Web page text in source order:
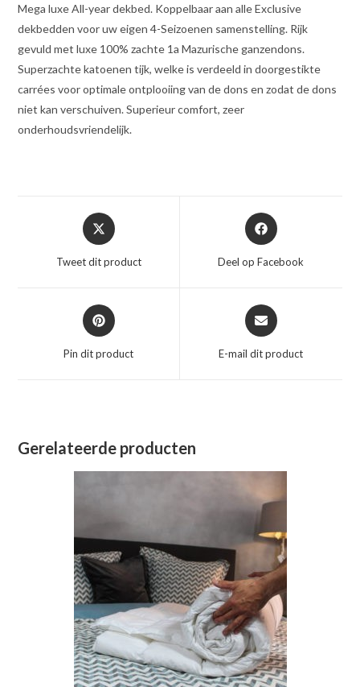
Mega luxe All-year dekbed. Koppelbaar aan alle Exclusive
dekbedden voor uw eigen 4-Seizoenen samenstelling. Rijk
gevuld met luxe 100% zachte 1a Mazurische ganzendons.
Superzachte katoenen tijk, welke is verdeeld in doorgestikte
carrées voor optimale ontplooiing van de dons en zodat de dons
niet kan verschuiven. Superieur comfort, zeer
onderhoudsvriendelijk.
Opent
in
nieuw
Tweet dit product
Opent
in
nieuw
Deel op Facebook
Opent
in
nieuw
Pin dit product
Opent
in
nieuw
E-mail dit product
Gerelateerde producten